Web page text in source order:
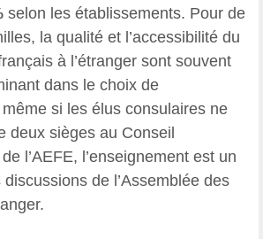
selon les établissements. Pour de
la qualité et l’accessibilité du
à l’étranger sont souvent
dans le choix de
même si les élus consulaires ne
deux sièges au Conseil
l’AEFE, l’enseignement est un
de l’Assemblée des